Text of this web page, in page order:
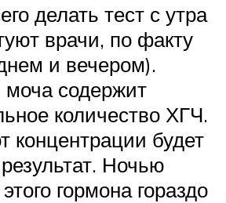
делать тест с утра
врачи, по факту
и вечером).
моча содержит
количество ХГЧ.
концентрации будет
Ночью
гормона гораздо